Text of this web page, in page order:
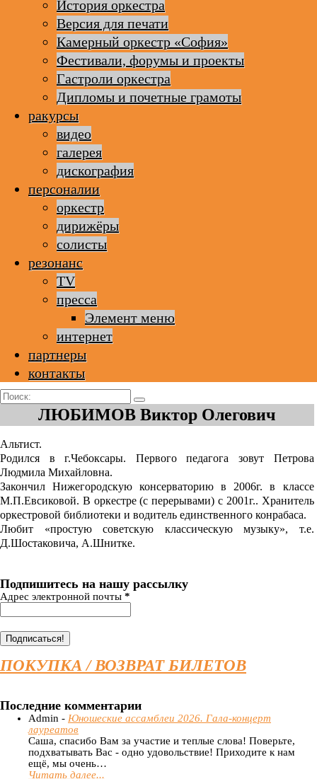
История оркестра
Версия для печати
Камерный оркестр «София»
Фестивали, форумы и проекты
Гастроли оркестра
Дипломы и почетные грамоты
ракурсы
видео
галерея
дискография
персоналии
оркестр
дирижёры
солисты
резонанс
TV
пресса
Элемент меню
интернет
партнеры
контакты
Поиск:
ЛЮБИМОВ Виктор Олегович
Альтист.
Родился в г.Чебоксары. Первого педагога зовут Петрова
Людмила Михайловна.
Закончил Нижегородскую консерваторию в 2006г. в классе
М.П.Евсиковой. В оркестре (с перерывами) с 2001г.. Хранитель
оркестровой библиотеки и водитель единственного конрабаса.
Любит «простую советскую классическую музыку», т.е.
Д.Шостаковича, А.Шнитке.
Подпишитесь на нашу рассылку
Адрес электронной почты *
ПОКУПКА / ВОЗВРАТ БИЛЕТОВ
Последние комментарии
Admin - Юношеские ассамблеи 2026. Гала-концерт
лауреатов
Саша, спасибо Вам за участие и теплые слова! Поверьте,
подхватывать Вас - одно удовольствие! Приходите к нам
ещё, мы очень…
Читать далее...